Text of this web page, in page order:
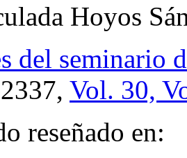
Hoyos
del seminario
Vol. 30,
reseñado en: